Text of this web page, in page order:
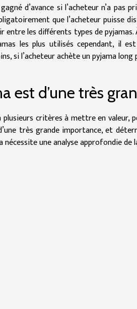
d’avance si l’acheteur n’a pas
que l’acheteur puisse
entre les différents types de
les plus utilisés cependant, il
si l’acheteur achète un pyjama long
est d’une très
critères à mettre en valeur,
très grande importance, et
une analyse approfondie de